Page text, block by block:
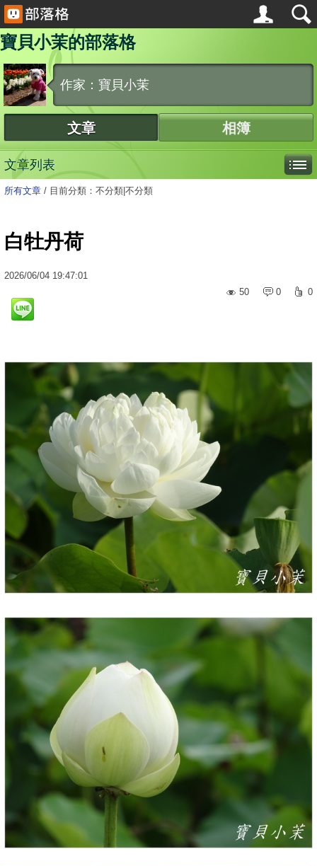
寶貝小茉的部落格
作家：寶貝小茉
文章 相簿
文章列表
所有文章 / 目前分類：不分類|不分類
白牡丹荷
2026/06/04 19:47:01
50
0 0